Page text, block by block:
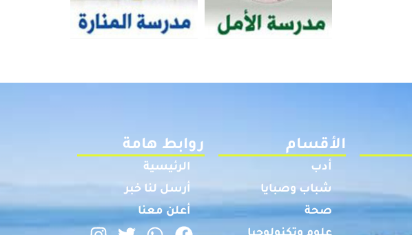
الأقسام
أدب
شباب وصبايا
صحة
روابط هامة
الرئيسية
أرسل لنا خبر
أعلن معنا